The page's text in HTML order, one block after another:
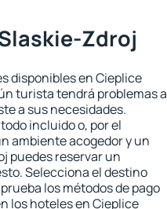
Zdroj
disponibles en Cieplice
turista tendrá problemas a
a sus necesidades.
incluido o, por el
ambiente acogedor y un
puedes reservar un
Selecciona el destino
los métodos de pago
los hoteles en Cieplice